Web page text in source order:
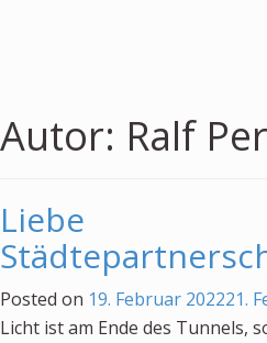
Autor: Ralf
Liebe
Posted on 19. Februar 202221.
Licht ist am Ende des Tunnels,